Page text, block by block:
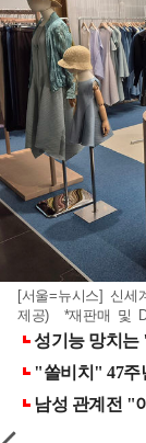
[서울=뉴시스] 신
제공) *재판매 및